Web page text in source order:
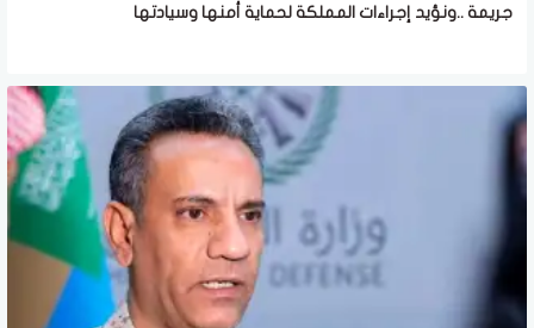
جريمة ..ونؤيد إجراءات المملكة لحماية أمنها وسيادتها